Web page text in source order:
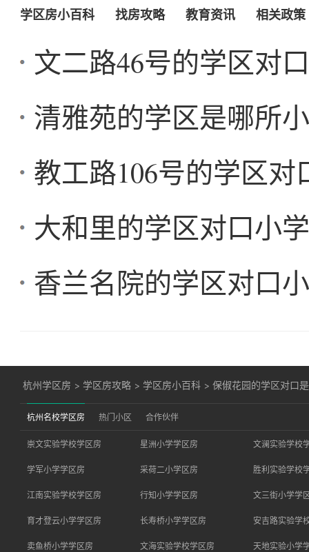
学区房小百科 找房攻略 教育资讯 相关政策
文二路46号的学区对
清雅苑的学区是哪所
教工路106号的学区
大和里的学区对口小
香兰名院的学区对口
杭州学区房 > 学区房攻略 > 学区房小百科 >保俶花园的学区对口
杭州名校学区房 热门小区 合作伙伴
崇文实验学校学区房 星洲小学学区房 文澜实验学校
学军小学学区房 采荷二小学区房 胜利实验学校
江南实验学校学区房 行知小学学区房 文三街小学学
育才登云小学学区房 长寿桥小学学区房 安吉路实验学
卖鱼桥小学学区房 文海实验学校学区房 天地实验小学